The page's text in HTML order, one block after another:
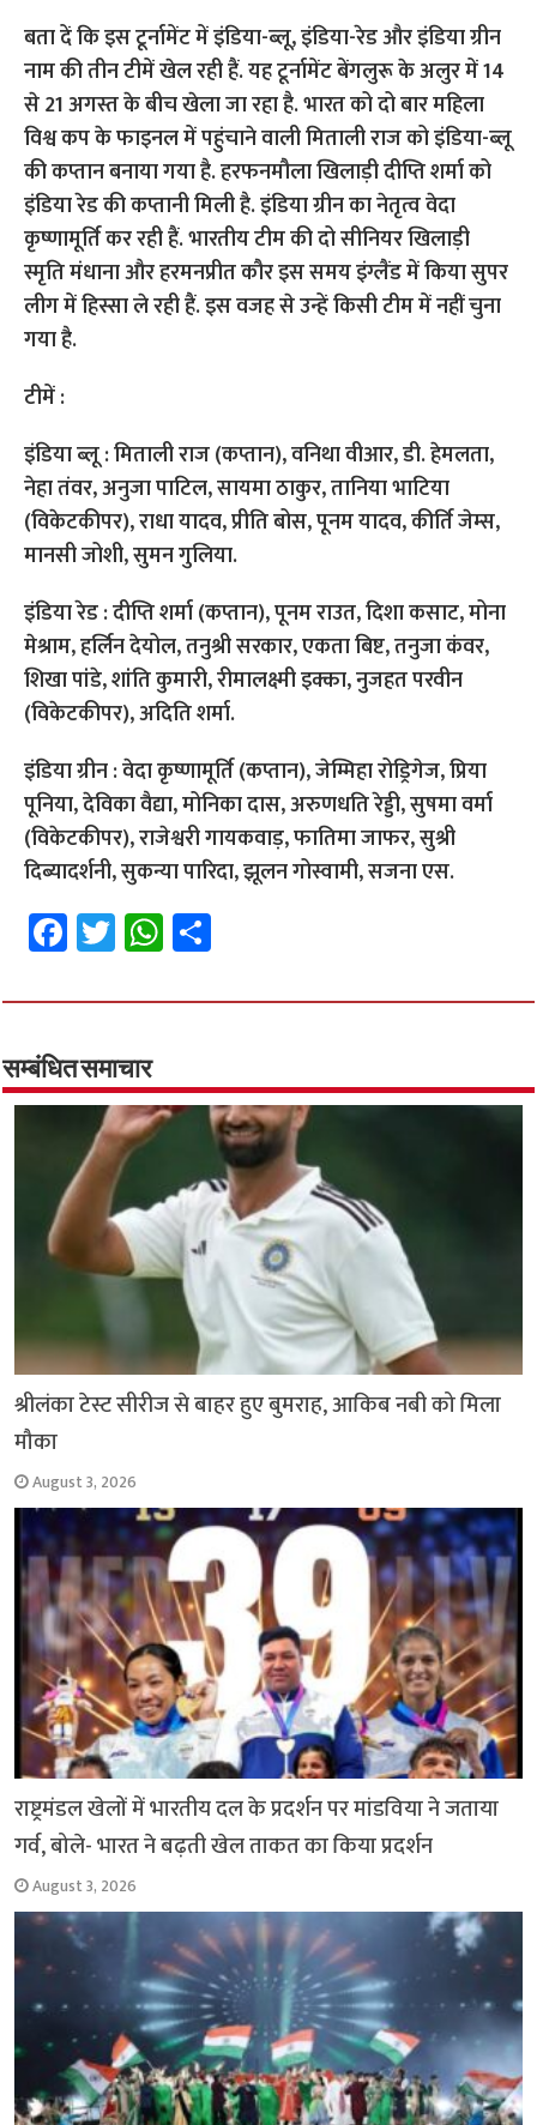
बता दें कि इस टूर्नामेंट में इंडिया-ब्लू, इंडिया-रेड और इंडिया ग्रीन
नाम की तीन टीमें खेल रही हैं. यह टूर्नामेंट बेंगलुरू के अलुर में 14
से 21 अगस्त के बीच खेला जा रहा है. भारत को दो बार महिला
विश्व कप के फाइनल में पहुंचाने वाली मिताली राज को इंडिया-ब्लू
की कप्तान बनाया गया है. हरफनमौला खिलाड़ी दीप्ति शर्मा को
इंडिया रेड की कप्तानी मिली है. इंडिया ग्रीन का नेतृत्व वेदा
कृष्णामूर्ति कर रही हैं. भारतीय टीम की दो सीनियर खिलाड़ी
स्मृति मंधाना और हरमनप्रीत कौर इस समय इंग्लैंड में किया सुपर
लीग में हिस्सा ले रही हैं. इस वजह से उन्हें किसी टीम में नहीं चुना
गया है.
टीमें :
इंडिया ब्लू : मिताली राज (कप्तान), वनिथा वीआर, डी. हेमलता,
नेहा तंवर, अनुजा पाटिल, सायमा ठाकुर, तानिया भाटिया
(विकेटकीपर), राधा यादव, प्रीति बोस, पूनम यादव, कीर्ति जेम्स,
मानसी जोशी, सुमन गुलिया.
इंडिया रेड : दीप्ति शर्मा (कप्तान), पूनम राउत, दिशा कसाट, मोना
मेश्राम, हर्लिन देयोल, तनुश्री सरकार, एकता बिष्ट, तनुजा कंवर,
शिखा पांडे, शांति कुमारी, रीमालक्ष्मी इक्का, नुजहत परवीन
(विकेटकीपर), अदिति शर्मा.
इंडिया ग्रीन : वेदा कृष्णामूर्ति (कप्तान), जेम्मिहा रोड्रिगेज, प्रिया
पूनिया, देविका वैद्या, मोनिका दास, अरुणधति रेड्डी, सुषमा वर्मा
(विकेटकीपर), राजेश्वरी गायकवाड़, फातिमा जाफर, सुश्री
दिब्यादर्शनी, सुकन्या पारिदा, झूलन गोस्वामी, सजना एस.
Fa
ce
b
o
o
k
T
wi
tt
er
W
h
at
p
p
ar
सम्बंधित समाचार
श्रीलंका टेस्ट सीरीज से बाहर हुए बुमराह, आकिब नबी को मिला
मौका
August 3, 2026
राष्ट्रमंडल खेलों में भारतीय दल के प्रदर्शन पर मांडविया ने जताया
गर्व, बोले- भारत ने बढ़ती खेल ताकत का किया प्रदर्शन
August 3, 2026